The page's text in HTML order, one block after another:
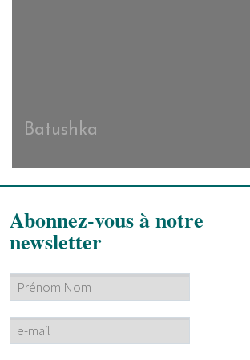
Batushka
Abonnez-vous à notre
newsletter